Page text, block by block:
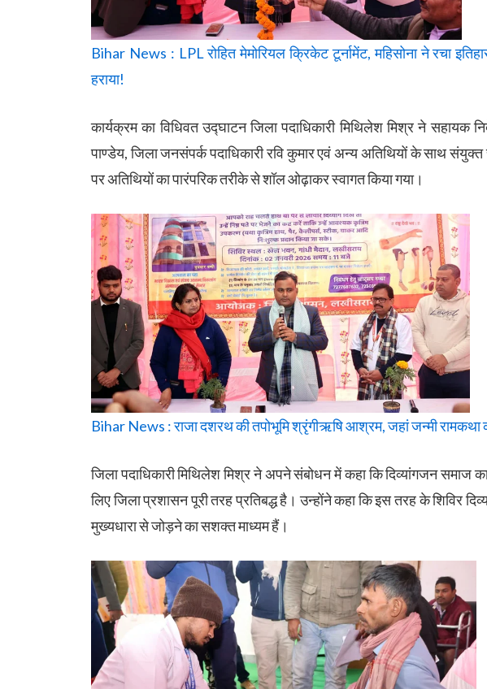
Bihar News : LPL रोहित मेमोरियल क्रिकेट टूर्नामेंट, महिसोना ने रचा
हराया!
कार्यक्रम का विधिवत उद्घाटन जिला पदाधिकारी मिथिलेश मिश्र ने सहायक
पाण्डेय, जिला जनसंपर्क पदाधिकारी रवि कुमार एवं अन्य अतिथियों के साथ
पर अतिथियों का पारंपरिक तरीके से शॉल ओढ़ाकर स्वागत किया गया।
Bihar News : राजा दशरथ की तपोभूमि श्रृंगीऋषि आश्रम, जहां जन्मी रामकथा
जिला पदाधिकारी मिथिलेश मिश्र ने अपने संबोधन में कहा कि दिव्यांगजन
लिए जिला प्रशासन पूरी तरह प्रतिबद्ध है। उन्होंने कहा कि इस तरह के शिविर
मुख्यधारा से जोड़ने का सशक्त माध्यम हैं।